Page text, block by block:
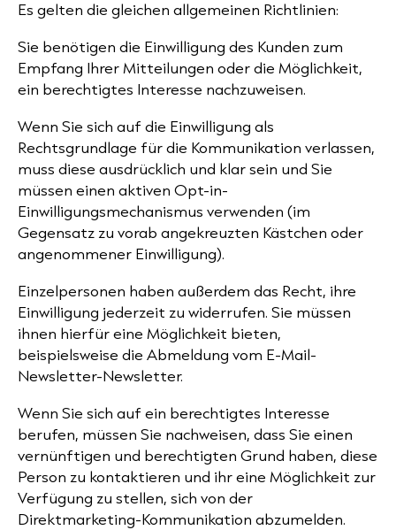
Es gelten die gleichen allgemeinen Richtlinien:
Sie benötigen die Einwilligung des Kunden zum
Empfang Ihrer Mitteilungen oder die Möglichkeit,
ein berechtigtes Interesse nachzuweisen.
Wenn Sie sich auf die Einwilligung als
Rechtsgrundlage für die Kommunikation verlassen,
muss diese ausdrücklich und klar sein und Sie
müssen einen aktiven Opt-in-
Einwilligungsmechanismus verwenden (im
Gegensatz zu vorab angekreuzten Kästchen oder
angenommener Einwilligung).
Einzelpersonen haben außerdem das Recht, ihre
Einwilligung jederzeit zu widerrufen. Sie müssen
ihnen hierfür eine Möglichkeit bieten,
beispielsweise die Abmeldung vom E-Mail-
Newsletter-Newsletter.
Wenn Sie sich auf ein berechtigtes Interesse
berufen, müssen Sie nachweisen, dass Sie einen
vernünftigen und berechtigten Grund haben, diese
Person zu kontaktieren und ihr eine Möglichkeit zur
Verfügung zu stellen, sich von der
Direktmarketing-Kommunikation abzumelden.